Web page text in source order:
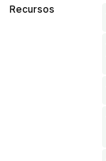
Recursos